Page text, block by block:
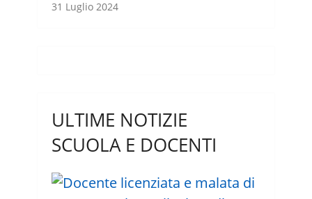
31 Luglio 2024
ULTIME NOTIZIE
SCUOLA E DOCENTI